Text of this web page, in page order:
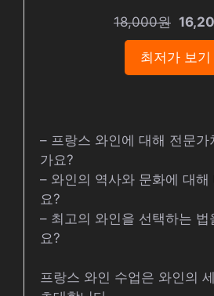
18,000원
최저가 보기
– 프랑스 와인에 대해 전문가
가요?
– 와인의 역사와 문화에 대
요?
– 최고의 와인을 선택하는
요?
프랑스 와인 수업은 와인의